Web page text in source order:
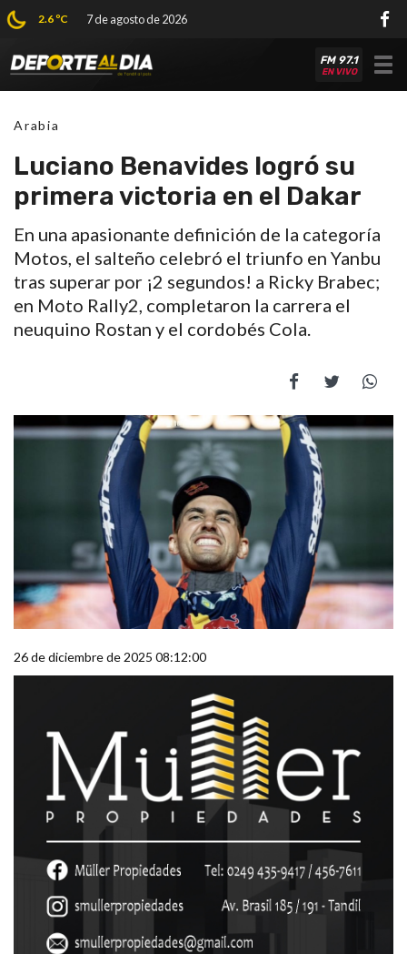
2.6 ºC 7 de agosto de 2026
FM 97.1
EN VIVO
Arabia
Luciano Benavides logró su
primera victoria en el Dakar
En una apasionante definición de la categoría
Motos, el salteño celebró el triunfo en Yanbu
tras superar por ¡2 segundos! a Ricky Brabec;
en Moto Rally2, completaron la carrera el
neuquino Rostan y el cordobés Cola.
26 de diciembre de 2025 08:12:00